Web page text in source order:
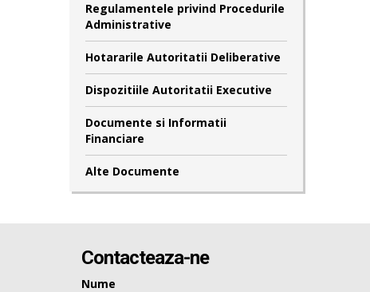
Regulamentele privind Procedurile
Administrative
Hotararile Autoritatii Deliberative
Dispozitiile Autoritatii Executive
Documente si Informatii
Financiare
Alte Documente
Contacteaza-ne
Nume